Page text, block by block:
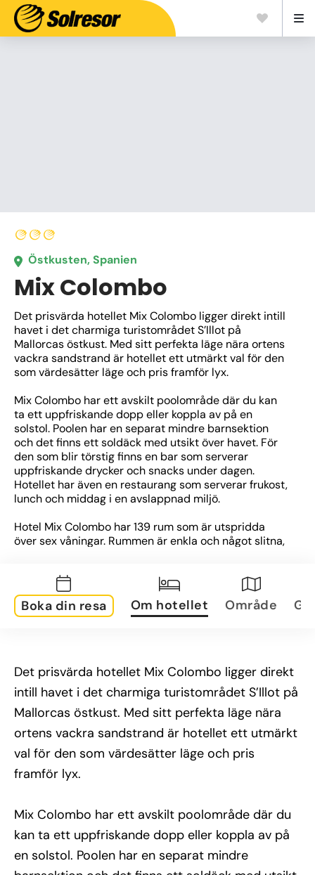
Östkusten, Spanien
Mix Colombo
Det prisvärda hotellet Mix Colombo ligger direkt intill
havet i det charmiga turistområdet S’Illot på
Mallorcas östkust. Med sitt perfekta läge nära ortens
vackra sandstrand är hotellet ett utmärkt val för den
som värdesätter läge och pris framför lyx.
Mix Colombo har ett avskilt poolområde där du kan
ta ett uppfriskande dopp eller koppla av på en
solstol. Poolen har en separat mindre barnsektion
och det finns ett soldäck med utsikt över havet. För
den som blir törstig finns en bar som serverar
uppfriskande drycker och snacks under dagen.
Hotellet har även en restaurang som serverar frukost,
lunch och middag i en avslappnad miljö.
Hotel Mix Colombo har 139 rum som är utspridda
över sex våningar. Rummen är enkla och något slitna,
utrustade med luftkonditionering, TV och med utsikt
över antingen havet eller omgivningar. På Mix
Colombo kan du även boka ekonomirum. Detta är vår
mellan att boka halvpension eller all inklusive för en
bekvämare vistelse.
S’Illot är en gammal fiskeby som nu är en lugn
semesterort känd för sina pittoreska vikar och vackra
sandstränder. I S’Illot finns en långgrund sandstrand
och en trevlig strandpromenad som kantas av
restauranger, caféer och butiker. Härifrån kan du
också enkelt promenera till den närliggande
Mallorcas östkust rekommenderas ett besök till de
berömda drakgrottorna, som kan nås med lokalbuss
eller taxi. Alternativt kan du hyra en bil och upptäcka
de gömda badvikarna längs kusten.
Boka din resa Om hotellet Område
Det prisvärda hotellet Mix Colombo ligger direkt
intill havet i det charmiga turistområdet S’Illot på
Mallorcas östkust. Med sitt perfekta läge nära
ortens vackra sandstrand är hotellet ett utmärkt
val för den som värdesätter läge och pris
framför lyx.
Mix Colombo har ett avskilt poolområde där du
kan ta ett uppfriskande dopp eller koppla av på
en solstol. Poolen har en separat mindre